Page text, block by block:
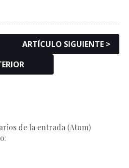
ARTÍCULO SIGUIENTE >
de la entrada (Atom)